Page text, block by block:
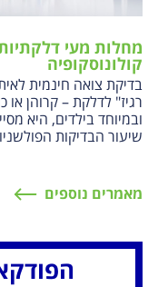
מחלות מעי
קולונוסקופיה
בדיקת צואה חינמית
רגיז" לדלקת – קרוהן או
ובמיוחד בילדים, היא
שיעור הבדיקות
מאמרים נוספים